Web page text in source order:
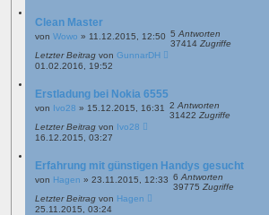
Clean Master
von Wowo » 11.12.2015, 12:50 5 Antworten
37414 Zugriffe
Letzter Beitrag von GunnarDH
01.02.2016, 19:52
Erstladung bei Nokia 6555
von Ivo28 » 15.12.2015, 16:31 2 Antworten
31422 Zugriffe
Letzter Beitrag von Ivo28
16.12.2015, 03:27
Erfahrung mit günstigen Handys gesucht
von Hagen » 23.11.2015, 12:33 6 Antworten
39775 Zugriffe
Letzter Beitrag von Hagen
25.11.2015, 03:24